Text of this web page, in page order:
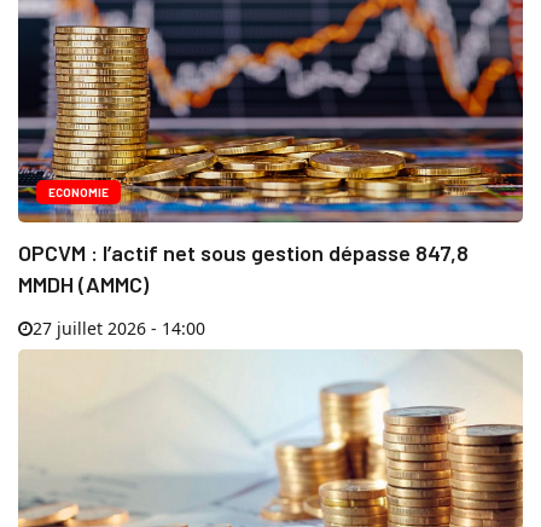
ECONOMIE
OPCVM : l’actif net sous gestion dépasse 847,8
MMDH (AMMC)
27 juillet 2026 - 14:00